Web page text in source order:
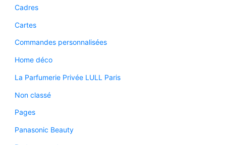
Cadres
Cartes
Commandes personnalisées
Home déco
La Parfumerie Privée LULL Paris
Non classé
Pages
Panasonic Beauty